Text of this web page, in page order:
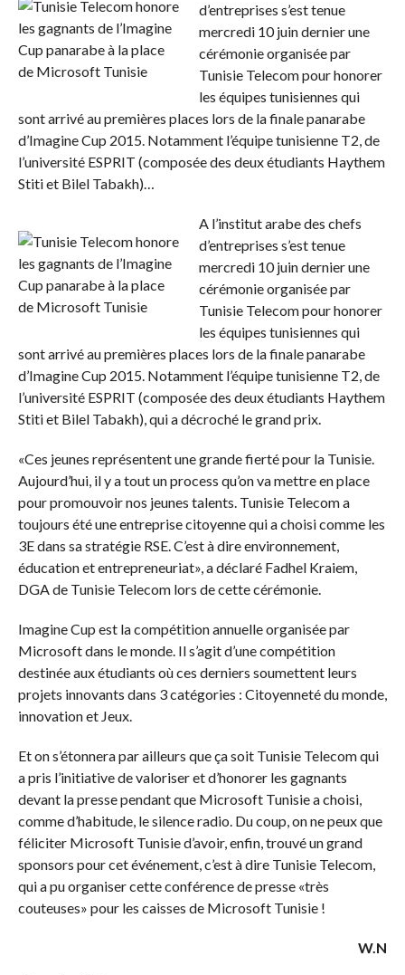
d’entreprises s’est tenue
mercredi 10 juin dernier une
cérémonie organisée par
Tunisie Telecom pour honorer
les équipes tunisiennes qui
sont arrivé au premières places lors de la finale panarabe
d’Imagine Cup 2015. Notamment l’équipe tunisienne T2, de
l’université ESPRIT (composée des deux étudiants Haythem
Stiti et Bilel Tabakh)…
A l’institut arabe des chefs
d’entreprises s’est tenue
mercredi 10 juin dernier une
cérémonie organisée par
Tunisie Telecom pour honorer
les équipes tunisiennes qui
sont arrivé au premières places lors de la finale panarabe
d’Imagine Cup 2015. Notamment l’équipe tunisienne T2, de
l’université ESPRIT (composée des deux étudiants Haythem
Stiti et Bilel Tabakh), qui a décroché le grand prix.
«Ces jeunes représentent une grande fierté pour la Tunisie.
Aujourd’hui, il y a tout un process qu’on va mettre en place
pour promouvoir nos jeunes talents. Tunisie Telecom a
toujours été une entreprise citoyenne qui a choisi comme les
3E dans sa stratégie RSE. C’est à dire environnement,
éducation et entrepreneuriat», a déclaré Fadhel Kraiem,
DGA de Tunisie Telecom lors de cette cérémonie.
Imagine Cup est la compétition annuelle organisée par
Microsoft dans le monde. Il s’agit d’une compétition
destinée aux étudiants où ces derniers soumettent leurs
projets innovants dans 3 catégories : Citoyenneté du monde,
innovation et Jeux.
Et on s’étonnera par ailleurs que ça soit Tunisie Telecom qui
a pris l’initiative de valoriser et d’honorer les gagnants
devant la presse pendant que Microsoft Tunisie a choisi,
comme d’habitude, le silence radio. Du coup, on ne peux que
féliciter Microsoft Tunisie d’avoir, enfin, trouvé un grand
sponsors pour cet événement, c’est à dire Tunisie Telecom,
qui a pu organiser cette conférence de presse «très
couteuses» pour les caisses de Microsoft Tunisie !
W.N